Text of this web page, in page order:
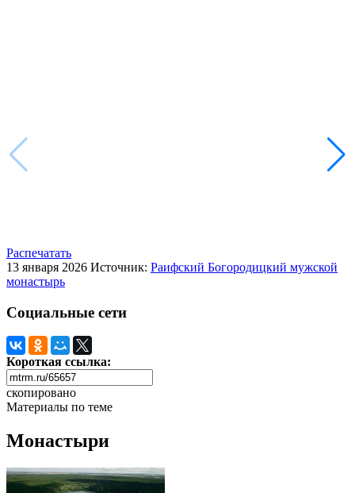
Распечатать
13 января 2026 Источник: Раифский Богородицкий мужской
монастырь
Социальные сети
Короткая ссылка:
скопировано
Материалы по теме
Монастыри